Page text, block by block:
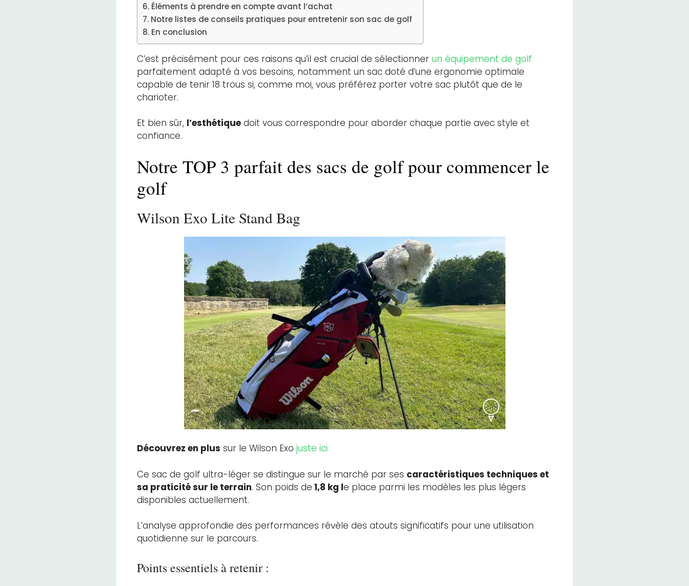
Éléments à prendre en compte avant l’achat
Notre listes de conseils pratiques pour entretenir son sac de golf
En conclusion
C’est précisément pour ces raisons qu’il est crucial de sélectionner un équipement de golf
parfaitement adapté à vos besoins, notamment un sac doté d’une ergonomie optimale
capable de tenir 18 trous si, comme moi, vous préférez porter votre sac plutôt que de le
charioter.
Et bien sûr, l’esthétique doit vous correspondre pour aborder chaque partie avec style et
confiance.
Notre TOP 3 parfait des sacs de golf pour commencer le
golf
Wilson Exo Lite Stand Bag
Découvrez en plus sur le Wilson Exo juste ici
Ce sac de golf ultra-léger se distingue sur le marché par ses caractéristiques techniques et
sa praticité sur le terrain. Son poids de 1,8 kg le place parmi les modèles les plus légers
disponibles actuellement.
L’analyse approfondie des performances révèle des atouts significatifs pour une utilisation
quotidienne sur le parcours.
Points essentiels à retenir :